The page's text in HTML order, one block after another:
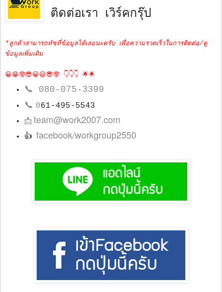
ติดต่อเรา เวิร์คกรุ๊ป
*ลูกค้าสามารถทัชที่ข้อมูลได้เลยนะครับ เพื่อความรวดเร็วในการติดต่อ/ดู
ข้อมูลเพิ่มเติม
😀😁🤓😎😀😃😎🤓 👇👇👇 🌟🌟
📞 080-075-3399
📞 061-495-5543
📩team@work2007.com
👍 facebook/workgroup2550